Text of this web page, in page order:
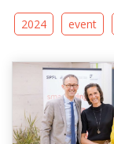
2024 event